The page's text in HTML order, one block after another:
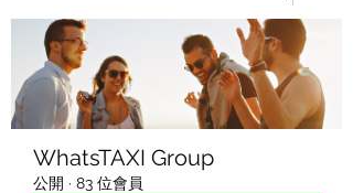
WhatsTAXI Group
公開 · 83 位會員